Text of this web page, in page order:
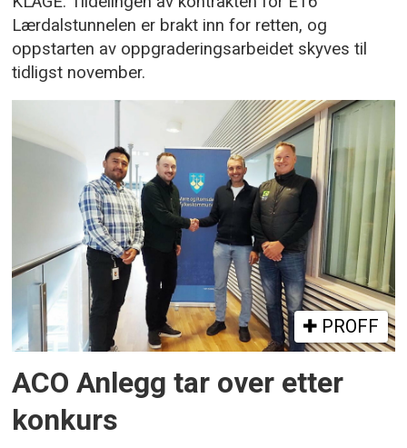
Lærdalstunnelen er brakt inn for retten, og
oppstarten av oppgraderingsarbeidet skyves til
tidligst november.
PROFF
ACO Anlegg tar over etter
konkurs